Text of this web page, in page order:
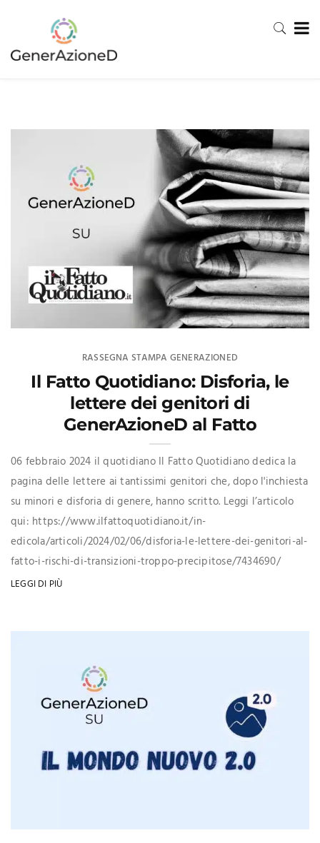
RASSEGNA STAMPA GENERAZIONED
Il Fatto Quotidiano: Disforia, le
lettere dei genitori di
GenerAzioneD al Fatto
06 febbraio 2024 il quotidiano Il Fatto Quotidiano dedica la
pagina delle lettere ai tantissimi genitori che, dopo l'inchiesta
su minori e disforia di genere, hanno scritto. Leggi l’articolo
qui: https://www.ilfattoquotidiano.it/in-
edicola/articoli/2024/02/06/disforia-le-lettere-dei-genitori-al-
fatto-i-rischi-di-transizioni-troppo-precipitose/7434690/
LEGGI DI PIÙ